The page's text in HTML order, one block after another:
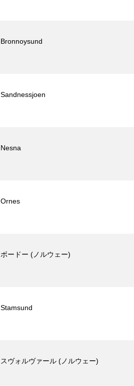
Bronnoysund
Sandnessjoen
Nesna
Ornes
ボードー (ノルウェー)
Stamsund
スヴォルヴァール (ノルウェー)